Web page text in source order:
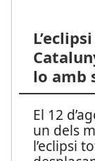
lo amb
El 12
un dels
l’eclipsi